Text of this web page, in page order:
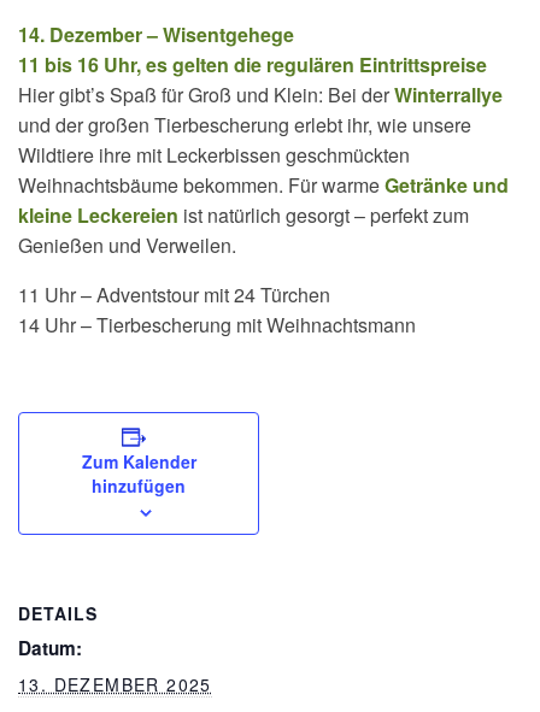
14. Dezember – Wisentgehege
11 bis 16 Uhr, es gelten die regulären Eintrittspreise
Hier gibt’s Spaß für Groß und Klein: Bei derWinterrallye
und der großen Tierbescherung erlebt ihr, wie unsere
Wildtiere ihre mit Leckerbissen geschmückten
Weihnachtsbäume bekommen. Für warmeGetränke und
kleine Leckereien ist natürlich gesorgt – perfekt zum
Genießen und Verweilen.
11 Uhr – Adventstour mit 24 Türchen
14 Uhr – Tierbescherung mit Weihnachtsmann
Zum Kalender
hinzufügen
DETAILS
Datum:
13. DEZEMBER 2025